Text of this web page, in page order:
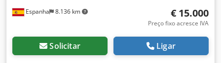
Espanha 8.136 km € 15.000
Preço fixo acresce IVA
Solicitar Ligar